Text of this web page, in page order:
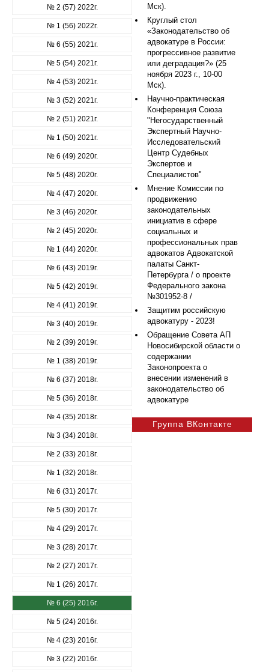
№ 2 (57) 2022г.
№ 1 (56) 2022г.
№ 6 (55) 2021г.
№ 5 (54) 2021г.
№ 4 (53) 2021г.
№ 3 (52) 2021г.
№ 2 (51) 2021г.
№ 1 (50) 2021г.
№ 6 (49) 2020г.
№ 5 (48) 2020г.
№ 4 (47) 2020г.
№ 3 (46) 2020г.
№ 2 (45) 2020г.
№ 1 (44) 2020г.
№ 6 (43) 2019г.
№ 5 (42) 2019г.
№ 4 (41) 2019г.
№ 3 (40) 2019г.
№ 2 (39) 2019г.
№ 1 (38) 2019г.
№ 6 (37) 2018г.
№ 5 (36) 2018г.
№ 4 (35) 2018г.
№ 3 (34) 2018г.
№ 2 (33) 2018г.
№ 1 (32) 2018г.
№ 6 (31) 2017г.
№ 5 (30) 2017г.
№ 4 (29) 2017г.
№ 3 (28) 2017г.
№ 2 (27) 2017г.
№ 1 (26) 2017г.
№ 6 (25) 2016г.
№ 5 (24) 2016г.
№ 4 (23) 2016г.
№ 3 (22) 2016г.
Мск).
Круглый стол
«Законодательство об
адвокатуре в России:
прогрессивное развитие
или деградация?» (25
ноября 2023 г., 10-00
Мск).
Научно-практическая
Конференция Союза
"Негосударственный
Экспертный Научно-
Исследовательский
Центр Судебных
Экспертов и
Специалистов"
Мнение Комиссии по
продвижению
законодательных
инициатив в сфере
социальных и
профессиональных прав
адвокатов Адвокатской
палаты Санкт-
Петербурга / о проекте
Федерального закона
№301952-8 /
Защитим российскую
адвокатуру - 2023!
Обращение Совета АП
Новосибирской области о
содержании
Законопроекта о
внесении изменений в
законодательство об
адвокатуре
Группа ВКонтакте